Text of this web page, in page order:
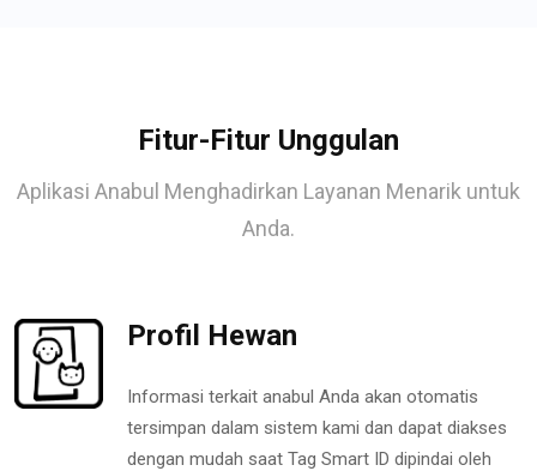
Fitur-Fitur Unggulan
Aplikasi Anabul Menghadirkan Layanan Menarik untuk
Anda.
Profil Hewan
Informasi terkait anabul Anda akan otomatis
tersimpan dalam sistem kami dan dapat diakses
dengan mudah saat Tag Smart ID dipindai oleh